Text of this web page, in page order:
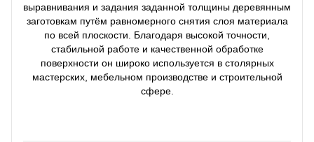
выравнивания и задания заданной толщины деревянным
заготовкам путём равномерного снятия слоя материала
по всей плоскости. Благодаря высокой точности,
стабильной работе и качественной обработке
поверхности он широко используется в столярных
мастерских, мебельном производстве и строительной
сфере.